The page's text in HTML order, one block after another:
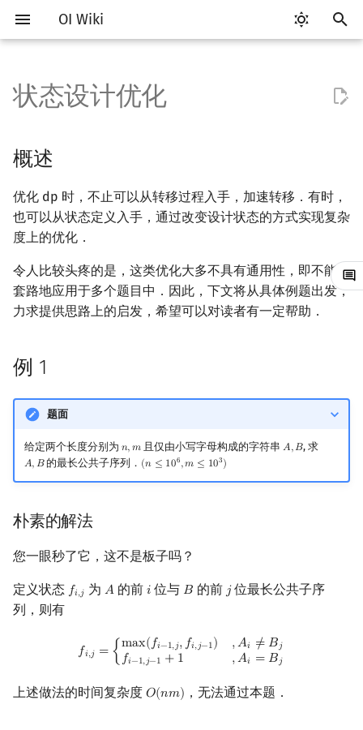
OI Wiki
入
以
始
搜
索
Getting Started
关于本项目
如何参与
OI Wiki 不是什么
格式手册
数学符号表
比赛相关简介
赛事
题型
学习路线
学习资源
技巧
常见错误
工具软件简介
代码编辑工具
VS Code
Eclipse
Notepad++
Geany
Sublime Text
Code::Blocks
评测工具 Cena
Lemon
命令行
命令行编译与调试
编译器
Generator
Interactor
Checker
Polygon
LaTeX 入门
Git
语言基础简介
C++ 基础
变量
流程控制语句
高级数据类型
C++ 标准库 STL 算法
string
pair
C++ 进阶
值类别
引用
常量
编译优化
C++ 与其他常用语言的区别
Pascal 转 C++ 急救
算法基础简介
复杂度
枚举
模拟
递归 & 分治
贪心
冒泡排序
计数排序
基数排序
桶排序
Tim 排序
排序应用
倍增
搜索部分简介
DFS（搜索）
BFS（搜索）
双向搜索
启发式搜索
A*
Dancing Links
优化
概述
例 1
朴素的解法
更优的解法
例 2
朴素的解法
更优的解法
字符串部分简介
字符串基础
标准库
字符串匹配
字符串哈希
字典树 (Trie)
AC 自动机
后缀自动机 (SAM)
后缀平衡树
数学部分简介
布尔代数
数字系统 平衡三进制
位操作
二进制集合操作
高精度计算
复数
素数
欧拉函数
筛法
模逆元
升幂引理
卢卡斯定理
多项式与生成函数
快速傅里叶变换
快速沃尔什变换
Chirp Z 变换
常系数齐次线性递推
Lagrange 反演
普通生成函数
组合数学
容斥原理
错位排列
卡特兰数
Entringer Number
范德蒙德卷积
图论计数
内积和外积
初等变换
行列式
特征多项式
环论
Schreier–Sims 算法
随机变量
概率不等式
零和游戏
高斯消元
数据结构部分简介
栈
队列
链表
哈希表
并查集
配对堆
块状链表
Sqrt Tree
单调队列
树状数组
线段树
李超线段树
区间最值操作 & 区间历史
值
二叉搜索树 & 平衡树
Splay 树
替罪羊树
笛卡尔树
左偏红黑树
可持久化块状数组
可持久化字典树
可持久化可并堆
线段树套平衡树
分块套树状数组
Euler Tour Tree
图论部分简介
图论相关概念
图的存储
DFS（图论）
BFS（图论）
树上问题
树的中心
最近公共祖先
树链剖分
动态树分治
树上随机游走
k 短路
生成树问题
最小直径生成树
拆点
连通性相关
割点和桥
点/边连通度
最小割
上下界网络流
Stoer–Wagner 算法
二分图最大权匹配
一般图最大权匹配
稳定匹配
计算几何部分简介
二维计算几何基础
三维计算几何基础
距离
Pick 定理
三角剖分
半平面交
随机增量法
反演变换
杂项简介
离散化
双指针
离线算法
整体二分
分数规划
随机化
爬山算法
字节顺序
表达式求值
在一台机器上规划任务
Garsia–Wachs 算法
RMQ
并查集应用
括号序列
线段树与离线询问
状态设计优化
概述
优化 dp 时，不止可以从转移过程入手，加速转移．有时，
也可以从状态定义入手，通过改变设计状态的方式实现复杂
度上的优化．
令人比较头疼的是，这类优化大多不具有通用性，即不能很
套路地应用于多个题目中．因此，下文将从具体例题出发，
力求提供思路上的启发，希望可以对读者有一定帮助．
例 1
题面
给定两个长度分别为 𝑛,𝑚
n, m 且仅由小写字母构成的字符串𝐴,𝐵
A,B , 求
𝐴,𝐵
A,B 的最长公共子序列． (𝑛 ≤ 106,𝑚 ≤ 103)
(n≤106,m≤103)
朴素的解法
您一眼秒了它，这不是板子吗？
定义状态 𝑓𝑖,𝑗
f,j 为 𝐴
A 的前 𝑖
i 位与 𝐵
B 的前 𝑗
j位最长公共子序
列，则有
𝑓𝑖,𝑗 = { max(𝑓𝑖−1,𝑗,𝑓𝑖,𝑗−1) ,𝐴𝑖 ≠ 𝐵𝑗
𝑓𝑖−1,𝑗−1 + 1 ,𝐴𝑖 = 𝐵𝑗
j= max(f−1,j, f,j− 1), Ai ≠Bjf ,j−1+ 1,Ai=B
上述做法的时间复杂度 𝑂(𝑛𝑚)
O(nm) ，无法通过本题．